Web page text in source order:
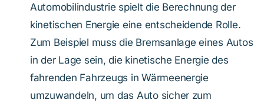
Automobilindustrie spielt die Berechnung der
kinetischen Energie eine entscheidende Rolle.
Zum Beispiel muss die Bremsanlage eines Autos
in der Lage sein, die kinetische Energie des
fahrenden Fahrzeugs in Wärmeenergie
umzuwandeln, um das Auto sicher zum